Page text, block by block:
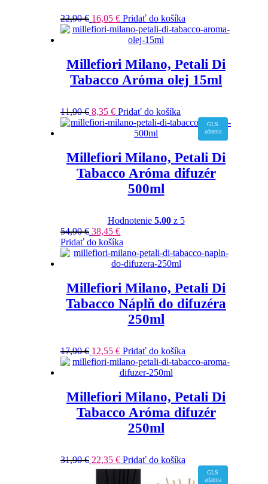
22,90€ 16,05€ Pridať do košíka
Millefiori Milano, Petali Di
Tabacco Aróma olej 15ml
11,90€ 8,35€ Pridať do košíka
Millefiori Milano, Petali Di
Tabacco Aróma difuzér
500ml
Hodnotenie 5.00z 5
54,90€ 38,45€
GLS
zdarma
Pridať do košíka
Millefiori Milano, Petali Di
Tabacco Náplň do difuzéra
250ml
17,90€ 12,55€ Pridať do košíka
Millefiori Milano, Petali Di
Tabacco Aróma difuzér
250ml
31,90€ 22,35€ Pridať do košíka
GLS
zdarma